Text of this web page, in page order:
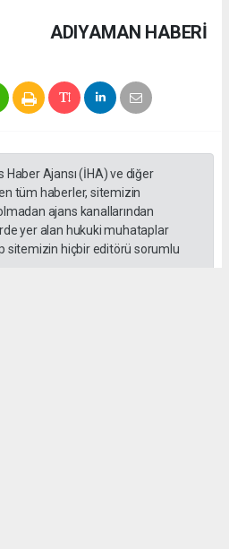
ADIYAMAN HABERİ
Haber Ajansı (İHA) ve diğer
tüm haberler, sitemizin
ajans kanallarından
yer alan hukuki muhataplar
sitemizin hiçbir editörü sorumlu